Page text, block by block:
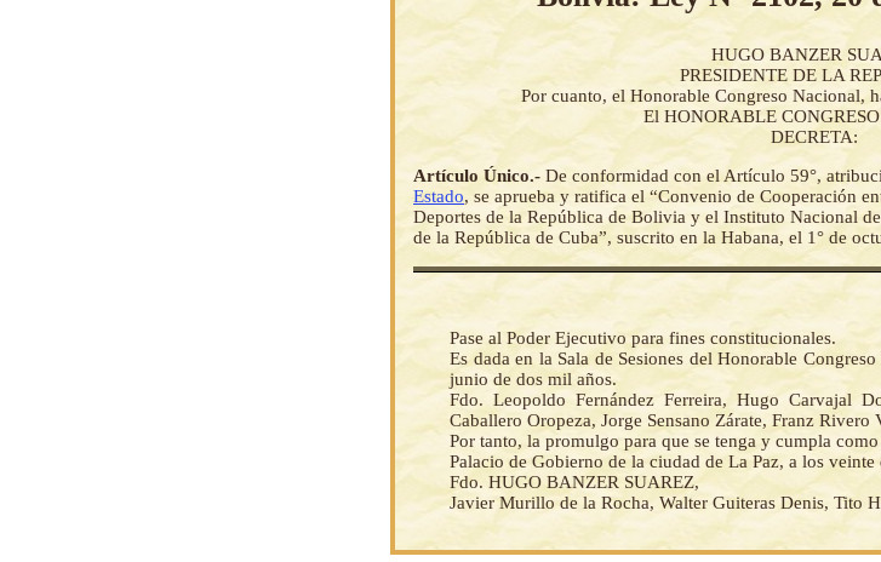
HUGO BANZER
PRESIDENTE DE LA
Por cuanto, el Honorable Congreso Nacional,
El HONORABLE
DECRETA:
Artículo Único.- De conformidad con el Artículo 59°,
Estado, se aprueba y ratifica el “Convenio de Cooperación
Deportes de la República de Bolivia y el Instituto Nacional
de la República de Cuba”, suscrito en la Habana, el 1° de
Pase al Poder Ejecutivo para fines constitucionales.
Es dada en la Sala de Sesiones del Honorable
junio de dos mil años.
Fdo. Leopoldo Fernández Ferreira, Hugo Carvajal
Caballero Oropeza, Jorge Sensano Zárate, Franz Rivero
Por tanto, la promulgo para que se tenga y cumpla
Palacio de Gobierno de la ciudad de La Paz, a los
Fdo. HUGO BANZER SUAREZ,
Javier Murillo de la Rocha, Walter Guiteras Denis, Tito